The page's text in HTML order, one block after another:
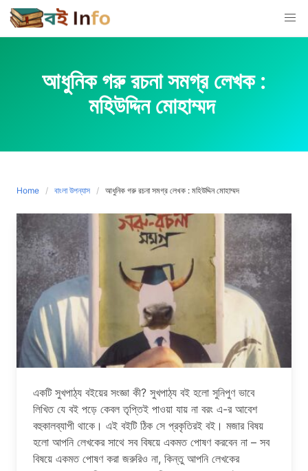
Skip
to
content
আধুনিক গরু রচনা সমগ্র লেখক :
মহিউদ্দিন মোহাম্মদ
Home বাংলা উপন্যাস আধুনিক গরু রচনা সমগ্র লেখক : মহিউদ্দিন মোহাম্মদ
একটি সুখপাঠ্য বইয়ের সংজ্ঞা কী? সুখপাঠ্য বই হলো সুনিপুণ ভাবে
লিখিত যে বই পড়ে কেবল তৃপ্তিই পাওয়া যায় না বরং এ-র আবেশ
বহুকালব্যাপী থাকে। এই বইটি ঠিক সে প্রকৃতিরই বই। মজার বিষয়
হলো আপনি লেখকের সাথে সব বিষয়ে একমত পোষণ করবেন না – সব
বিষয়ে একমত পোষণ করা জরুরিও না, কিন্তু আপনি লেখকের